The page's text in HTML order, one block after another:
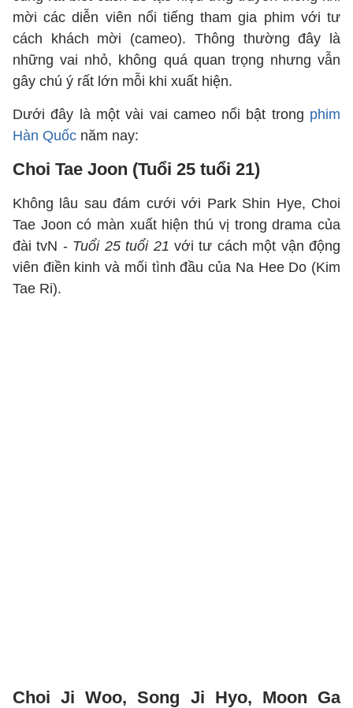
mời các diễn viên nổi tiếng tham gia phim với tư
cách khách mời (cameo). Thông thường đây là
những vai nhỏ, không quá quan trọng nhưng vẫn
gây chú ý rất lớn mỗi khi xuất hiện.
Dưới đây là một vài vai cameo nổi bật trong phim
Hàn Quốc năm nay:
Choi Tae Joon (Tuổi 25 tuổi 21)
Không lâu sau đám cưới với Park Shin Hye, Choi
Tae Joon có màn xuất hiện thú vị trong drama của
đài tvN - Tuổi 25 tuổi 21 với tư cách một vận động
viên điền kinh và mối tình đầu của Na Hee Do (Kim
Tae Ri).
Choi Ji Woo, Song Ji Hyo, Moon Ga